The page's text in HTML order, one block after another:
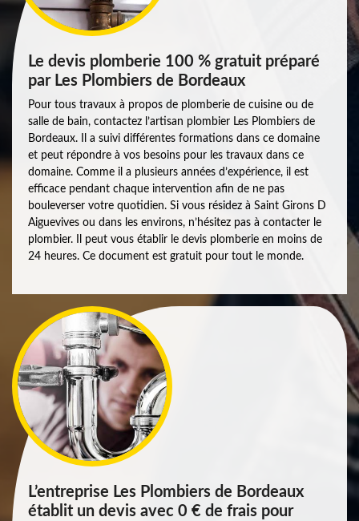
Le devis plomberie 100 % gratuit préparé
par Les Plombiers de Bordeaux
Pour tous travaux à propos de plomberie de cuisine ou de
salle de bain, contactez l’artisan plombier Les Plombiers de
Bordeaux. Il a suivi différentes formations dans ce domaine
et peut répondre à vos besoins pour les travaux dans ce
domaine. Comme il a plusieurs années d’expérience, il est
efficace pendant chaque intervention afin de ne pas
bouleverser votre quotidien. Si vous résidez à Saint Girons D
Aiguevives ou dans les environs, n’hésitez pas à contacter le
plombier. Il peut vous établir le devis plomberie en moins de
24 heures. Ce document est gratuit pour tout le monde.
L’entreprise Les Plombiers de Bordeaux
établit un devis avec 0 € de frais pour